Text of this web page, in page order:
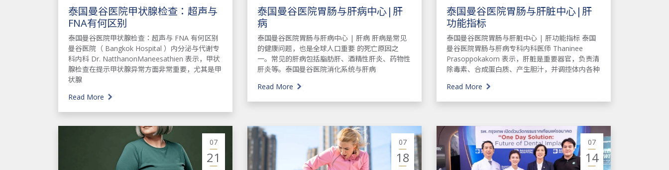
泰国曼谷医院甲状腺检查：超声与
FNA有何区别
泰国曼谷医院甲状腺检查：超声与 FNA 有何区别
曼谷医院（ Bangkok Hospital ）内分泌与代谢专
科内科 Dr. NatthanonManeesathien 表示，甲状
腺检查在提示甲状腺异常方面非常重要，尤其是甲
状腺
Read More
泰国曼谷医院胃肠与肝病中心|肝
病
泰国曼谷医院胃肠与肝病中心 | 肝病 肝病是常见
的健康问题，也是全球人口重要 的死亡原因之
一。常见的肝病包括脂肪肝、酒精性肝炎、药物性
肝炎等。泰国曼谷医院消化系统与肝病
Read More
泰国曼谷医院胃肠与肝脏中心|肝
功能指标
泰国曼谷医院胃肠与肝脏中心 | 肝功能指标 泰国
曼谷医院胃肠与肝病专科内科医师 Thaninee
Prasoppokakorn 表示，肝脏是重要器官，负责清
除毒素、合成蛋白质、产生胆汁，并调控体内各种
Read More
07
21
07
18
07
14